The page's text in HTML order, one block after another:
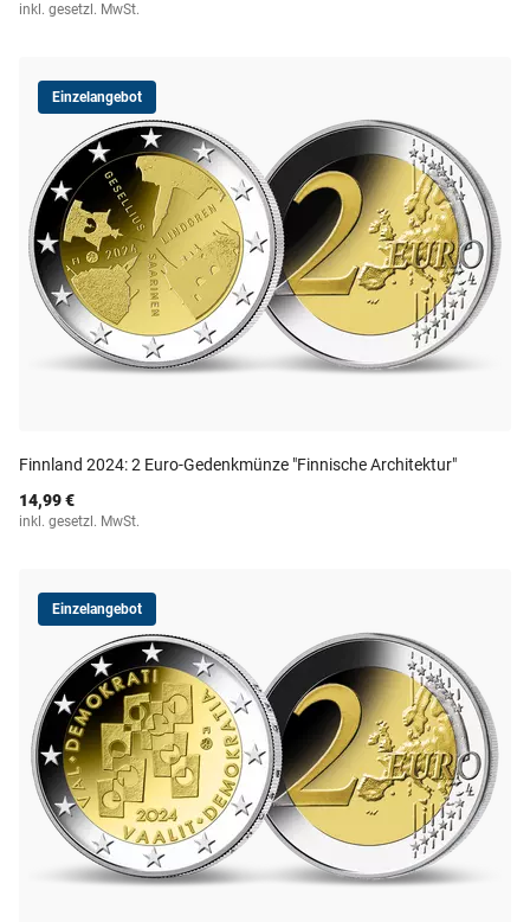
inkl. gesetzl. MwSt.
Einzelangebot
Finnland 2024: 2 Euro-Gedenkmünze "Finnische Architektur"
14,99 €
inkl. gesetzl. MwSt.
Einzelangebot